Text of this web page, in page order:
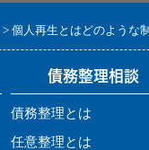
個人再生とはどのような
債務整理相談
債務整理とは
任意整理とは